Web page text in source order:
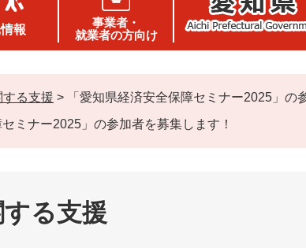
報
事業者・
就業者の方向け
る支援 > 「愛知県経済安全保障セミナー2025」の
ミナー2025」の参加者を募集します！
る支援